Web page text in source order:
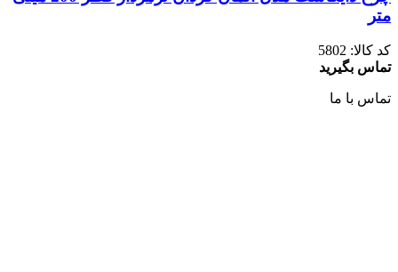
متر
کد کالا: 5802
تماس بگیرید
تماس با ما